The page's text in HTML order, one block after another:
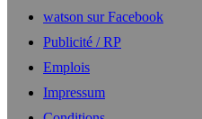
watson sur Facebook
Publicité / RP
Emplois
Impressum